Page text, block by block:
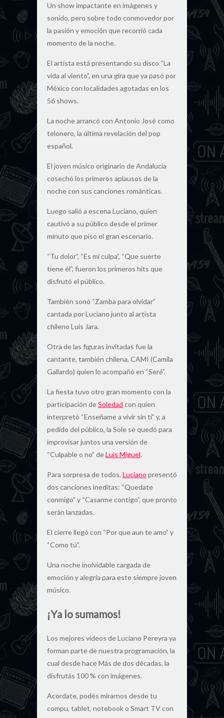
Un show impactante en imágenes y
sonido, pero sobre todo conmovedor por
la pasión y emoción que recorrió cada
momento de la noche.
El artista está presentando su disco “La
vida al viento”, en una gira que ya pasó por
México con localidades agotadas en los
56 shows.
La noche arrancó con Antonio José como
telonero, la última revelación del pop
español.
El joven músico originario de Andalucia
cosechó los primeros aplausos de la
noche con sus canciones románticas.
Luego salió a escena Luciano, quien
cautivó a su público desde el primer
minuto que piso el gran escenario.
“Tu dolor”, “Es mi culpa”, “Que suerte
tiene él”, fueron los primeros hits que
disfrutó el público.
También sonó “Zamba para olvidar”
cantada por Luciano junto al artista
chileno Luis Jara.
Otra de las figuras invitadas fue la
cantante, también chilena, CAMI (Camila
Gallardo) quien lo acompañó en “Seré”.
La fiesta tuvo otro gran momento con la
participación deSoledad con quien
interpretó “Enseñame a vivir sin tí” y, a
pedido del público, la Sole se quedó para
improvisar juntos una versión de
“Culpable o no” deLuis Miguel.
Para sorpresa de todos, Luciano presentó
dos canciones ineditas: “Quedate
conmigo” y “Casarme contigo”, que pronto
serán lanzadas.
El cierre llegó con “Por que aun te amo” y
“Como tú”.
Una noche inolvidable cargada de
emoción y alegría para este siempre joven
músico.
¡Ya lo sumamos!
Los mejores videos de Luciano Pereyra ya
forman parte de nuestra programación, la
cual desde hace Más de dos décadas, la
disfrutás 100 % con imágenes.
Acordate, podés mirarnos desde tu
compu, tablet, notebook o Smart TV con